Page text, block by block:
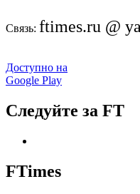
Связь: ftimes.ru @
Доступно на
Google Play
Следуйте за FT
FTimes